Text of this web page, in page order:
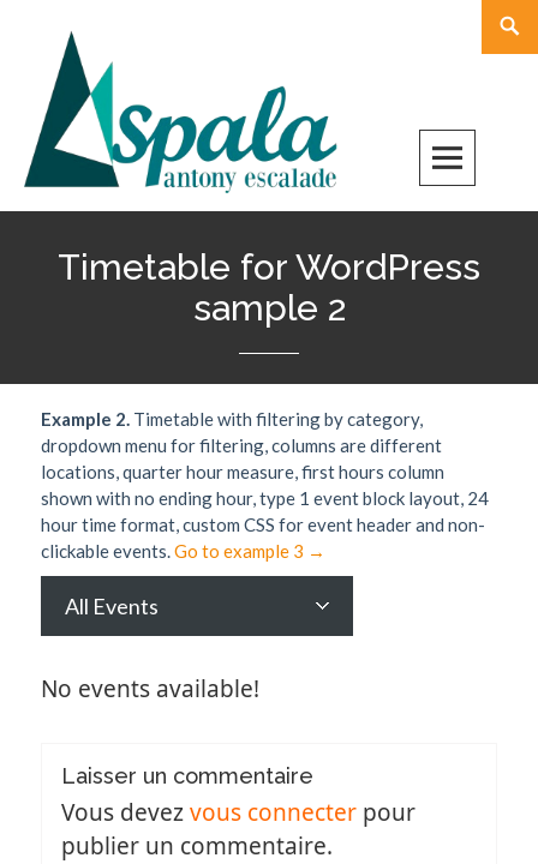
content
Timetable for WordPress
sample 2
Example 2. Timetable with filtering by category,
dropdown menu for filtering, columns are different
locations, quarter hour measure, first hours column
shown with no ending hour, type 1 event block layout, 24
hour time format, custom CSS for event header and non-
clickable events.Go to example 3 →
All Events
No events available!
Laisser un commentaire
Vous devezvous connecterpour
publier un commentaire.